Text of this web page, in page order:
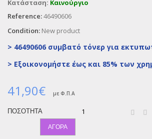
Κατάσταση: Καινούργιο
Reference:46490606
Condition: New product
> 46490606 συμβατό τόνερ για
> Εξοικονομήστε έως και 85% των
41,90€ με Φ.Π.Α
ΠΟΣΌΤΗΤΑ
ΑΓΟΡΆ